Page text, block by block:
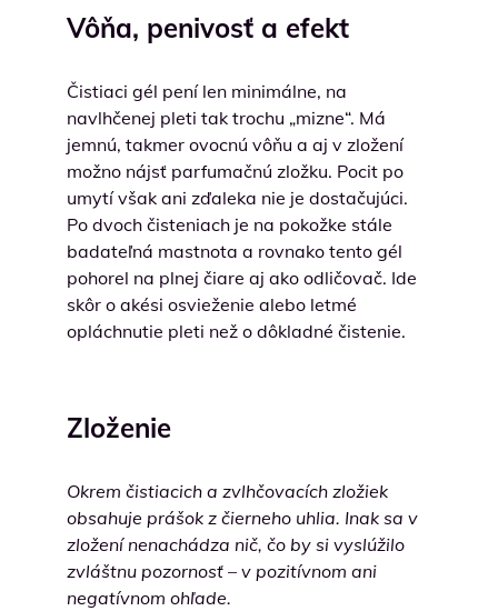
Vôňa, penivosť a efekt
Čistiaci gél pení len minimálne, na
navlhčenej pleti tak trochu „mizne“. Má
jemnú, takmer ovocnú vôňu a aj v zložení
možno nájsť parfumačnú zložku. Pocit po
umytí však ani zďaleka nie je dostačujúci.
Po dvoch čisteniach je na pokožke stále
badateľná mastnota a rovnako tento gél
pohorel na plnej čiare aj ako odličovač. Ide
skôr o akési osvieženie alebo letmé
opláchnutie pleti než o dôkladné čistenie.
Zloženie
Okrem čistiacich a zvlhčovacích zložiek
obsahuje prášok z čierneho uhlia. Inak sa v
zložení nenachádza nič, čo by si vyslúžilo
zvláštnu pozornosť – v pozitívnom ani
negatívnom ohľade.